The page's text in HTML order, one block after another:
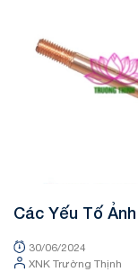
Các Yếu Tố
30/06/2024
XNK Trường Thịnh